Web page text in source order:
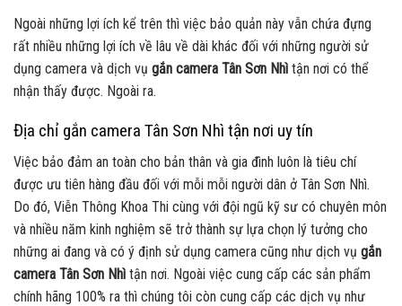
Ngoài những lợi ích kể trên thì việc bảo quản này vẫn chứa đựng
rất nhiều những lợi ích về lâu về dài khác đối với những người sử
dụng camera và dịch vụ gắn camera Tân Sơn Nhì tận nơi có thể
nhận thấy được. Ngoài ra.
Địa chỉ gắn camera Tân Sơn Nhì tận nơi uy tín
Việc bảo đảm an toàn cho bản thân và gia đình luôn là tiêu chí
được ưu tiên hàng đầu đối với mỗi mỗi người dân ở Tân Sơn Nhì.
Do đó, Viễn Thông Khoa Thi cùng với đội ngũ kỹ sư có chuyên môn
và nhiều năm kinh nghiệm sẽ trở thành sự lựa chọn lý tưởng cho
những ai đang và có ý định sử dụng camera cũng như dịch vụ gắn
camera Tân Sơn Nhì tận nơi. Ngoài việc cung cấp các sản phẩm
chính hãng 100% ra thì chúng tôi còn cung cấp các dịch vụ như